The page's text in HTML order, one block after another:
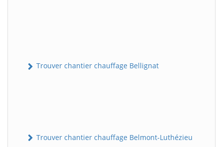
Trouver chantier chauffage Bellignat
Trouver chantier chauffage Belmont-Luthézieu